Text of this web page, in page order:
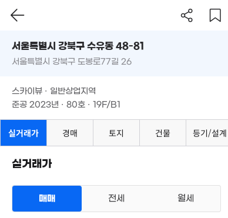
매물
서울특별시 강북구 수유동 48-81
서울특별시 강북구 도봉로77길 26
스카이뷰 · 일반상업지역
준공 2023년 · 80호 · 19F/B1
실거래가 경매 토지 건물 등기/설계
실거래가
매매 전세 월세